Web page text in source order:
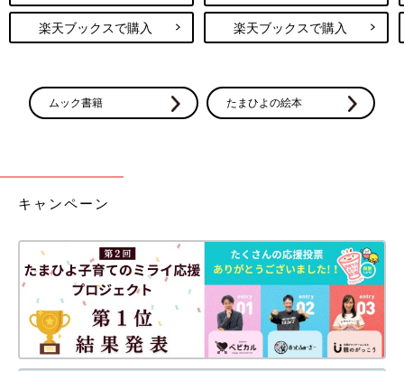
楽天ブックスで購入 楽天ブックスで購入
ムック書籍 たまひよの絵本
キャンペーン